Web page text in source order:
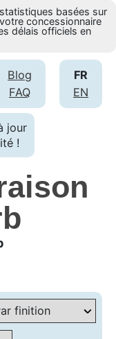
basées sur
concessionnaire
délais officiels en
FR
EN
Blog
FAQ
jour
!